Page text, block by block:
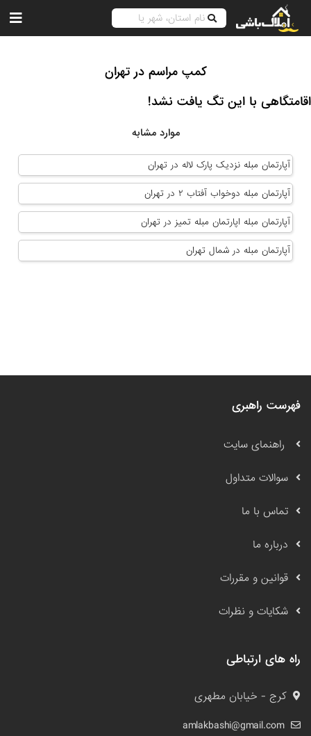
کمپ مراسم در تهران
اقامتگاهی با این تگ یافت نشد!
موارد مشابه
آپارتمان مبله نزدیک پارک لاله در تهران
آپارتمان مبله دوخواب آفتاب ۲ در تهران
آپارتمان مبله اپارتمان مبله تمیز در تهران
آپارتمان مبله در شمال تهران
فهرست راهبری
راهنمای سایت
سوالات متداول
تماس با ما
درباره ما
قوانین و مقررات
شکایات و نظرات
راه های ارتباطی
کرج - خیابان مطهری
amlakbashi@gmail.com